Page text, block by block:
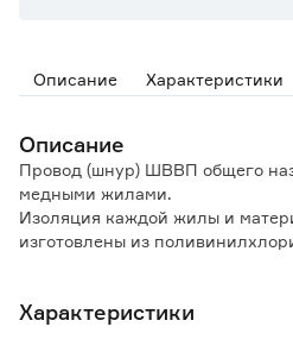
Описание Характеристики
Описание
Провод (шнур) ШВВП общего
медными жилами.
Изоляция каждой жилы и
изготовлены из
холодильников, стиральных
Характеристики